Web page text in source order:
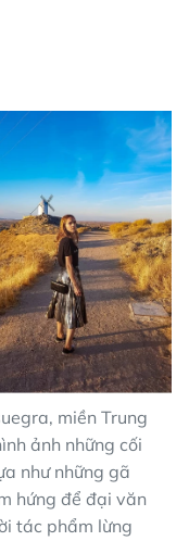
miền Trung
ảnh những cối
như những gã
hứng để đại văn
tác phẩm lừng